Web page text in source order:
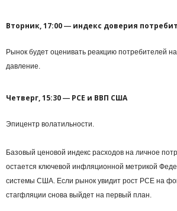
Вторник, 17:00 ― индекс доверия
Рынок будет оценивать реакцию потребителей
давление.
Четверг, 15:30 ― PCE и ВВП США
Эпицентр волатильности.
Базовый ценовой индекс расходов на личное
остается ключевой инфляционной метрикой
системы США. Если рынок увидит рост PCE на
стагфляции снова выйдет на первый план.